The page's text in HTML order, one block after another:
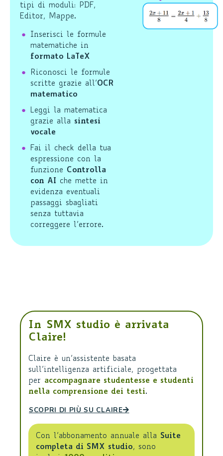
tipi di moduli: PDF,
Editor, Mappe.
Inserisci le formule
matematiche in
formato LaTeX
Riconosci le formule
scritte grazie all’ OCR
matematico
Leggi la matematica
grazie alla sintesi
vocale
Fai il check della tua
espressione con la
funzione Controlla
con AI che mette in
evidenza eventuali
passaggi sbagliati
senza tuttavia
correggere l’errore.
In SMX studio è arrivata
Claire!
Claire è un’assistente basata
sull’intelligenza artificiale, progettata
per accompagnare studentesse e studenti
nella comprensione dei testi.
SCOPRI DI PIÙ SU CLAIRE
Con l’abbonamento annuale alla Suite
completa di SMX studio, sono